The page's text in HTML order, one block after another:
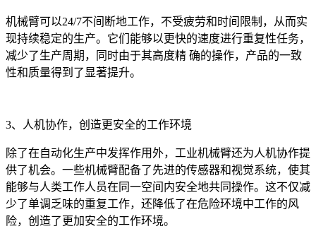
机械臂可以24/7不间断地工作，不受疲劳和时间限制，从而实
现持续稳定的生产。它们能够以更快的速度进行重复性任务，
减少了生产周期，同时由于其高度精 确的操作，产品的一致
性和质量得到了显著提升。
3、人机协作，创造更安全的工作环境
除了在自动化生产中发挥作用外，工业机械臂还为人机协作提
供了机会。一些机械臂配备了先进的传感器和视觉系统，使其
能够与人类工作人员在同一空间内安全地共同操作。这不仅减
少了单调乏味的重复工作，还降低了在危险环境中工作的风
险，创造了更加安全的工作环境。